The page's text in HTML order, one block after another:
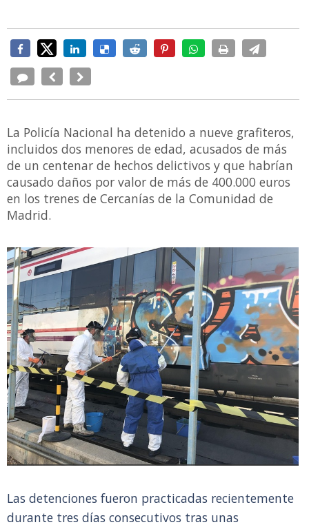
La Policía Nacional ha detenido a nueve grafiteros,
incluidos dos menores de edad, acusados de más
de un centenar de hechos delictivos y que habrían
causado daños por valor de más de 400.000 euros
en los trenes de Cercanías de la Comunidad de
Madrid.
Las detenciones fueron practicadas recientemente
durante tres días consecutivos tras unas